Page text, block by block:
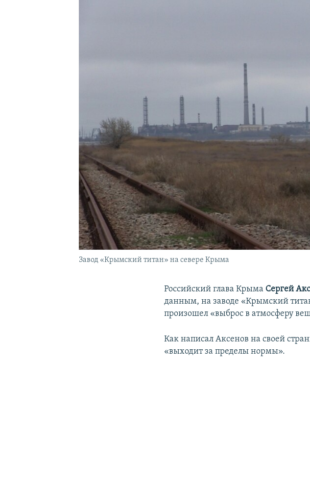
Завод «Крымский титан» на севере Крыма
Российский глава Крыма Сергей
данным, на заводе «Крымский
произошел «выброс в атмосферу
Как написал Аксенов на своей
«выходит за пределы нормы».